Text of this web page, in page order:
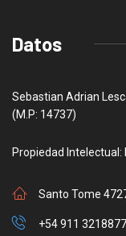
Datos
Sebastian Adrian
(M.P: 14737)
Propiedad Intelectual:
Santo Tome
+54 911